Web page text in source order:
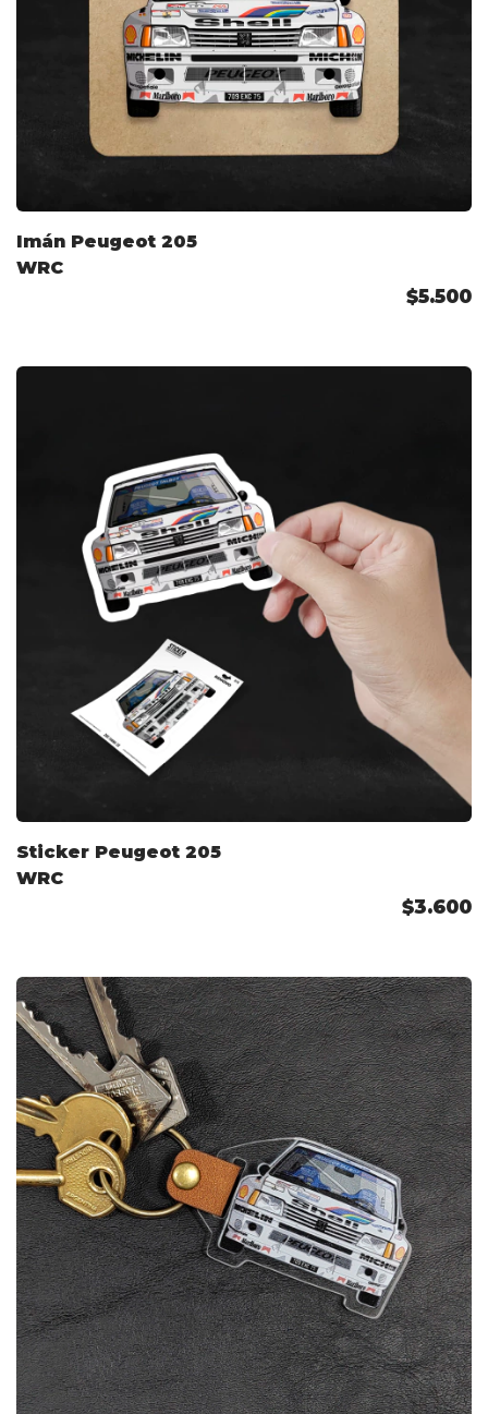
Imán Peugeot 205
WRC
$5.500
Sticker Peugeot 205
WRC
$3.600